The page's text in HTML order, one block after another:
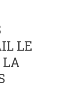
LE
LA